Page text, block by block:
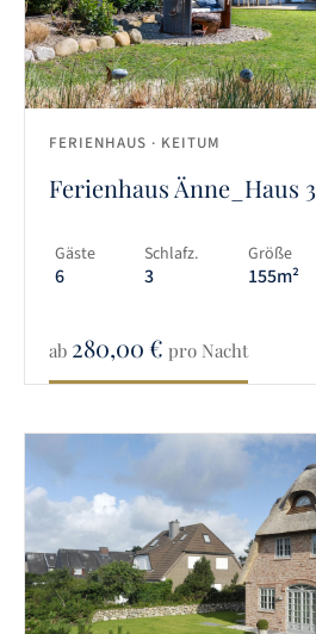
FERIENHAUS · KEITUM
Ferienhaus Änne_Haus 3
Gäste
6
Schlafz.
3
Größe
155m²
ab 280,00€ pro Nacht